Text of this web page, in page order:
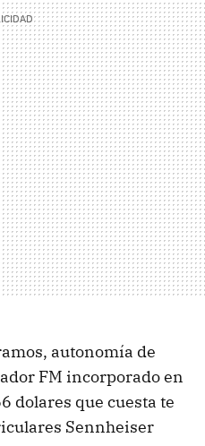
autonomía de
FM incorporado en
dolares que cuesta te
Sennheiser